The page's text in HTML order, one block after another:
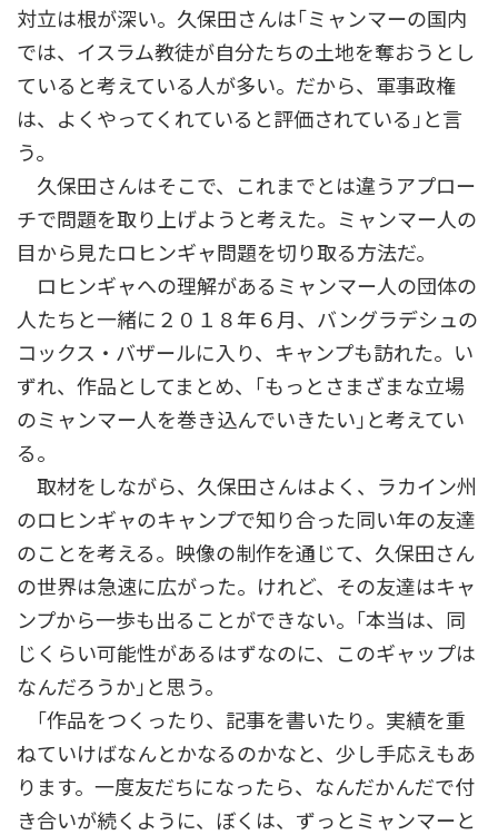
対立は根が深い。久保田さんは｢ミャンマーの国内
では、イスラム教徒が自分たちの土地を奪おうとし
ていると考えている人が多い。だから、軍事政権
は、よくやってくれていると評価されている｣と言
う。
久保田さんはそこで、これまでとは違うアプロー
チで問題を取り上げようと考えた。ミャンマー人の
目から見たロヒンギャ問題を切り取る方法だ。
ロヒンギャへの理解があるミャンマー人の団体の
人たちと一緒に２０１８年６月、バングラデシュの
コックス・バザールに入り、キャンプも訪れた。い
ずれ、作品としてまとめ、｢もっとさまざまな立場
のミャンマー人を巻き込んでいきたい｣と考えてい
る。
取材をしながら、久保田さんはよく、ラカイン州
のロヒンギャのキャンプで知り合った同い年の友達
のことを考える。映像の制作を通じて、久保田さん
の世界は急速に広がった。けれど、その友達はキャ
ンプから一歩も出ることができない。｢本当は、同
じくらい可能性があるはずなのに、このギャップは
なんだろうか｣と思う。
｢作品をつくったり、記事を書いたり。実績を重
ねていけばなんとかなるのかなと、少し手応えもあ
ります。一度友だちになったら、なんだかんだで付
き合いが続くように、ぼくは、ずっとミャンマーと